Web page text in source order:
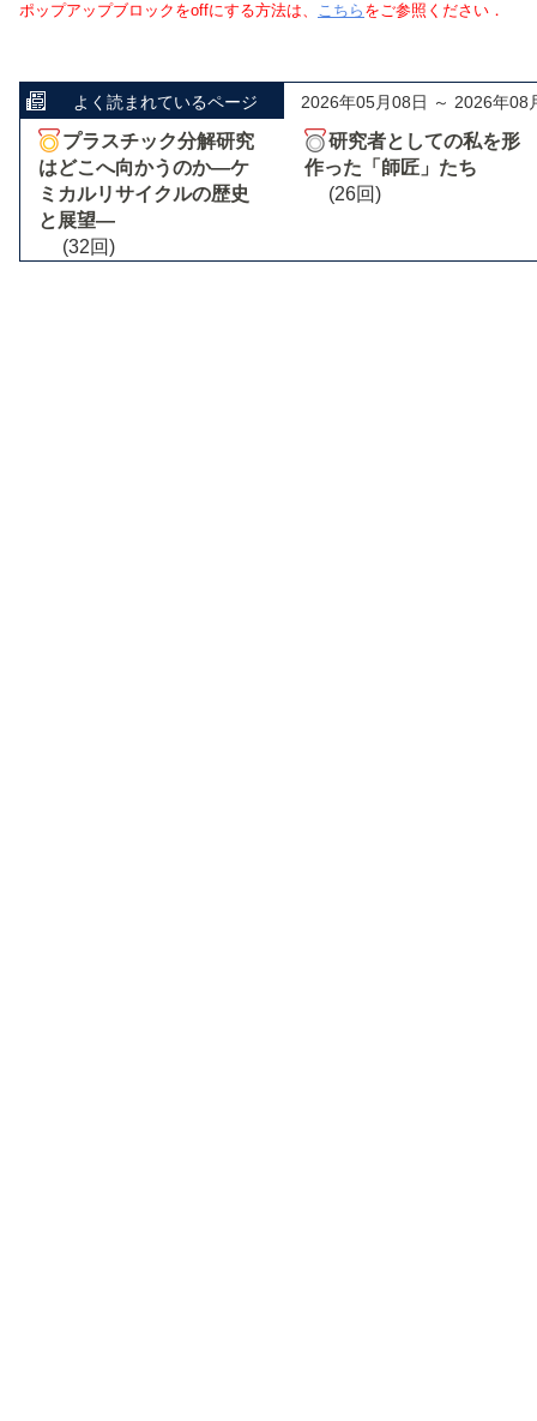
ポップアップブロックをoffにする方法は、 こちら をご参照ください．
よく読まれているページ 2026年05月08日 ～ 2026年08
プラスチック分解研究
はどこへ向かうのか―ケ
ミカルリサイクルの歴史
と展望―
(32回)
研究者としての私を形
作った「師匠」たち
(26回)